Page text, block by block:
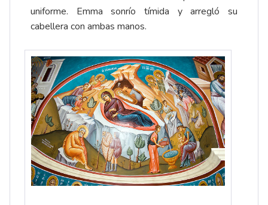
uniforme. Emma sonrío tímida y arregló su
cabellera con ambas manos.